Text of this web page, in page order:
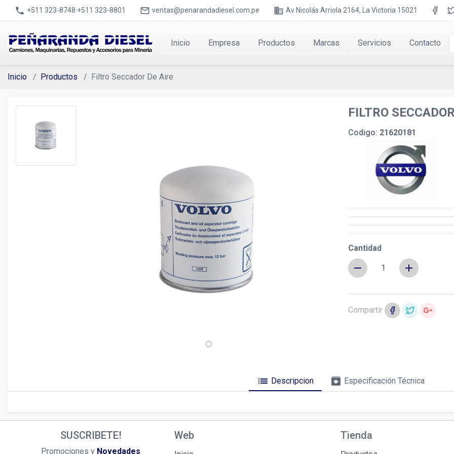
phone +511 323-8748 +511 323-8801 mail_outline ventas@penarandadiesel.com.pe business Av Nicolás Arriola 2164, La Victoria 15021
Inicio Empresa Productos Marcas Servicios Contacto
Inicio Productos Filtro Seccador De Aire
chevron_right
FILTRO
Codigo: 21620181
Cantidad
remove add
Compartir
list Descripcion archive Especificación Técnica
SUSCRIBETE!
Promociones y Novedades
Web Tienda